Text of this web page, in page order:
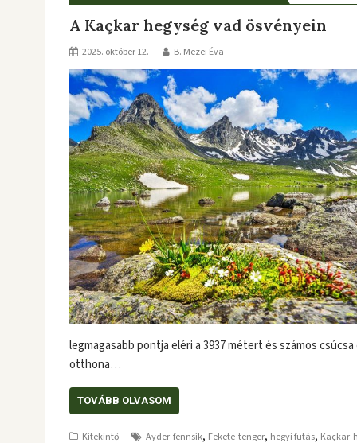
A Kaçkar hegység vad ösvényein
2025. október 12. B. Mezei Éva
legmagasabb pontja eléri a 3937 métert és számos
otthona…
TOVÁBB OLVASOM
Kitekintő Ayder-fennsík, Fekete-tenger, hegyi futás, Kaçkar-